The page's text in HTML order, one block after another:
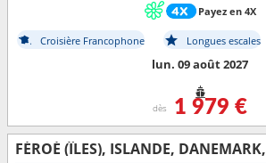
Payez en 4X
Croisière Francophone Longues escales
lun. 09 août 2027
dès 1 979 €
FÉROÉ (ÎLES), ISLANDE,